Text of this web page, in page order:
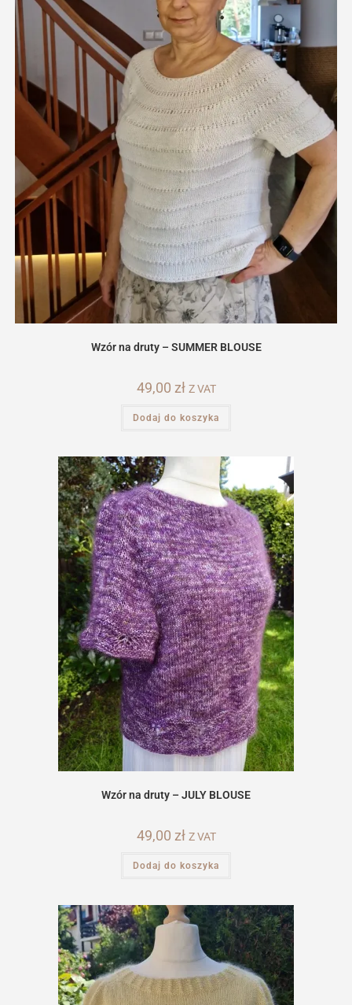
Wzór na druty – SUMMER BLOUSE
49,00 zł Z VAT
Dodaj do koszyka
Wzór na druty – JULY BLOUSE
49,00 zł Z VAT
Dodaj do koszyka